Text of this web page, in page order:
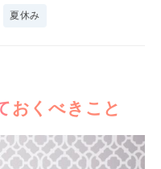
夏休み
おくべきこと